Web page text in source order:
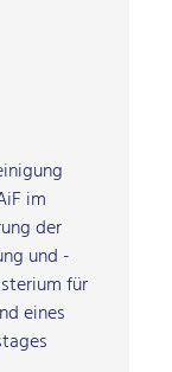
im
der
und -
für
eines